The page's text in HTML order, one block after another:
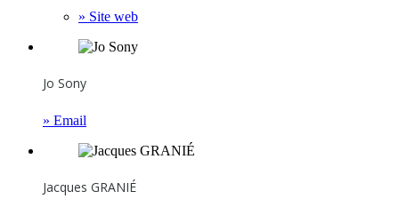
» Site web
Jo Sony
» Email
Jacques GRANIÉ